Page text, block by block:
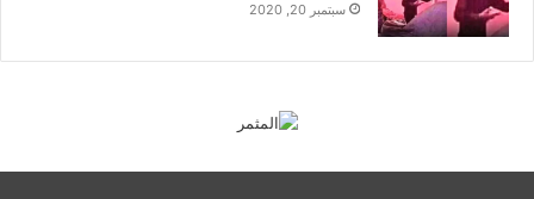
سبتمبر 20, 2020